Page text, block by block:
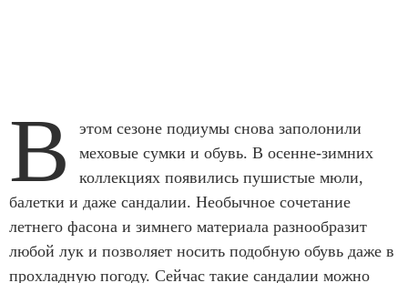
В
этом сезоне подиумы снова заполонили
меховые сумки и обувь. В осенне-зимних
коллекциях появились пушистые мюли,
балетки и даже сандалии. Необычное сочетание
летнего фасона и зимнего материала разнообразит
любой лук и позволяет носить подобную обувь даже в
прохладную погоду. Сейчас такие сандалии можно